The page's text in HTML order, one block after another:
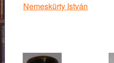
Nemeskürty István